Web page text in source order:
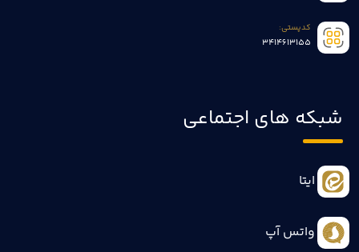
کدپستی:
3414613155
شبکه های اجتماعی
ایتا
واتس آپ